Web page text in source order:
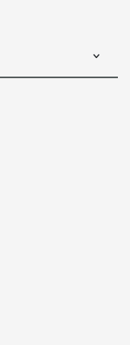
di posta
elettronica)